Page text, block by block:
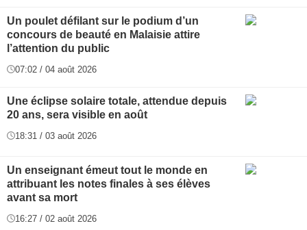
Un poulet défilant sur le podium d’un
concours de beauté en Malaisie attire
l’attention du public
07:02 / 04 août 2026
Une éclipse solaire totale, attendue depuis
20 ans, sera visible en août
18:31 / 03 août 2026
Un enseignant émeut tout le monde en
attribuant les notes finales à ses élèves
avant sa mort
16:27 / 02 août 2026